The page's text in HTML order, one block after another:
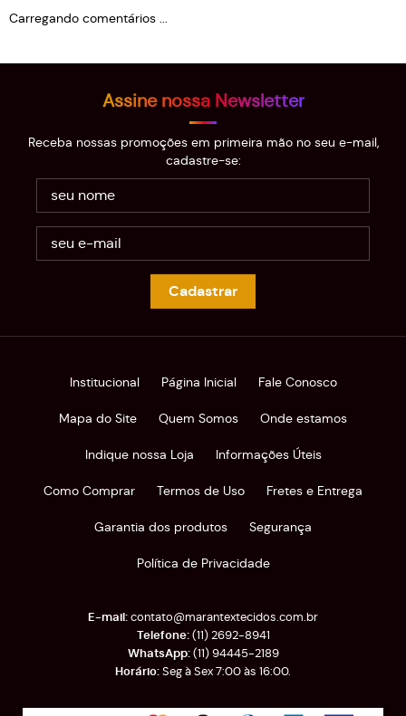
Carregando comentários ...
Assine nossa Newsletter
Receba nossas promoções em primeira mão no seu e-mail,
cadastre-se:
Cadastrar
Institucional Página Inicial Fale Conosco
Mapa do Site Quem Somos Onde estamos
Indique nossa Loja Informações Úteis
Como Comprar Termos de Uso Fretes e Entrega
Garantia dos produtos Segurança
Política de Privacidade
(11)2692-8941
(11)94445-2189
Seg à Sex 7:00 às 16:00.
contato@marantextecidos.com.br